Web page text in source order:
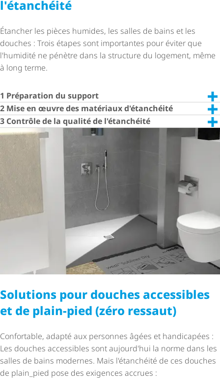
l'étanchéité
Étancher les pièces humides, les salles de bains et les
douches : Trois étapes sont importantes pour éviter que
l'humidité ne pénètre dans la structure du logement, même
à long terme.
1 Préparation du support
2 Mise en œuvre des matériaux d'étanchéité
3 Contrôle de la qualité de l'étanchéité
Solutions pour douches accessibles
et de plain-pied (zéro ressaut)
Confortable, adapté aux personnes âgées et handicapées :
Les douches accessibles sont aujourd'hui la norme dans les
salles de bains modernes. Mais l'étanchéité de ces douches
de plain_pied pose des exigences accrues :